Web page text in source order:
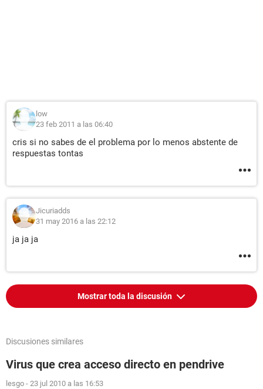
low
23 feb 2011 a las 06:40
cris si no sabes de el problema por lo menos abstente de
respuestas tontas
Jicuriadds
31 may 2016 a las 22:12
ja ja ja
Mostrar toda la discusión
Discusiones similares
Virus que crea acceso directo en pendrive
lesgo - 23 jul 2010 a las 16:53